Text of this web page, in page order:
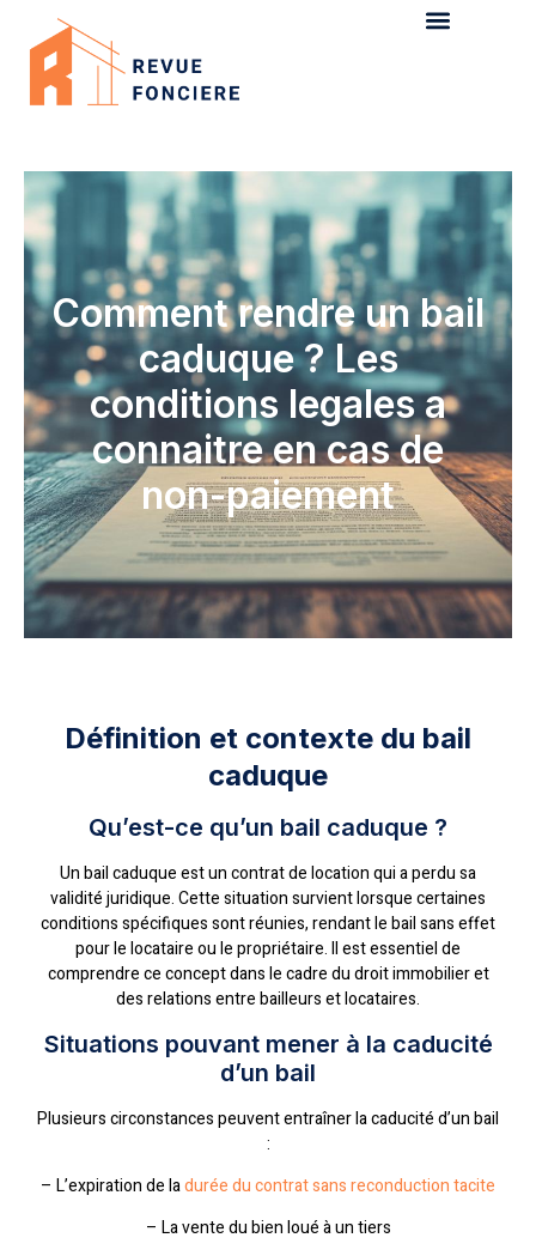
Comment rendre un bail
caduque ? Les
conditions legales a
connaitre en cas de
non-paiement
Définition et contexte du bail
caduque
Qu’est-ce qu’un bail caduque ?
Un bail caduque est un contrat de location qui a perdu sa
validité juridique. Cette situation survient lorsque certaines
conditions spécifiques sont réunies, rendant le bail sans effet
pour le locataire ou le propriétaire. Il est essentiel de
comprendre ce concept dans le cadre du droit immobilier et
des relations entre bailleurs et locataires.
Situations pouvant mener à la caducité
d’un bail
Plusieurs circonstances peuvent entraîner la caducité d’un bail
:
– L’expiration de ladurée du contrat sans reconduction tacite
– La vente du bien loué à un tiers